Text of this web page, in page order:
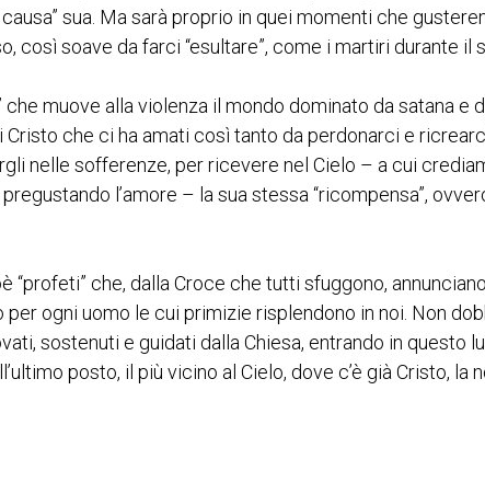
sua. Ma sarà proprio in quei momenti che
così soave da farci “esultare”, come i martiri durante il
che muove alla violenza il mondo dominato da satana e
Cristo che ci ha amati così tanto da perdonarci e
nelle sofferenze, per ricevere nel Cielo – a cui
l’amore – la sua stessa “ricompensa”,
“profeti” che, dalla Croce che tutti sfuggono,
ogni uomo le cui primizie risplendono in noi. Non
sostenuti e guidati dalla Chiesa, entrando in questo
posto, il più vicino al Cielo, dove c’è già Cristo, la